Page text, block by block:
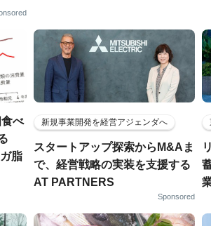
べ
脂
新規事業開発を経営アジェンダへ
スタートアップ探索からM&Aま
で、経営戦略の実装を支援する
AT PARTNERS
Sponsored